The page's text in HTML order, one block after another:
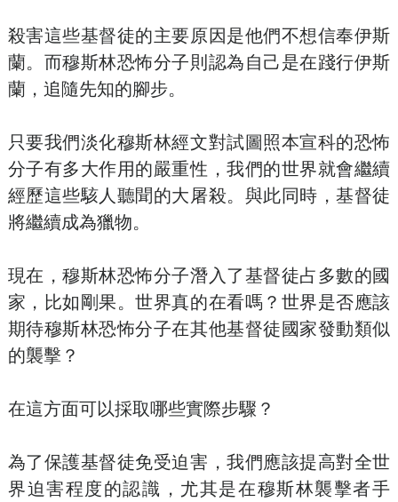
殺害這些基督徒的主要原因是他們不想信奉伊斯
蘭。而穆斯林恐怖分子則認為自己是在踐行伊斯
蘭，追隨先知的腳步。
只要我們淡化穆斯林經文對試圖照本宣科的恐怖
分子有多大作用的嚴重性，我們的世界就會繼續
經歷這些駭人聽聞的大屠殺。與此同時，基督徒
將繼續成為獵物。
現在，穆斯林恐怖分子潛入了基督徒占多數的國
家，比如剛果。世界真的在看嗎？世界是否應該
期待穆斯林恐怖分子在其他基督徒國家發動類似
的襲擊？
在這方面可以採取哪些實際步驟？
為了保護基督徒免受迫害，我們應該提高對全世
界迫害程度的認識，尤其是在穆斯林襲擊者手